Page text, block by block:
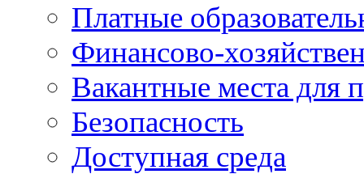
Платные
Финансово-
Вакантные места для
Безопасность
Доступная среда